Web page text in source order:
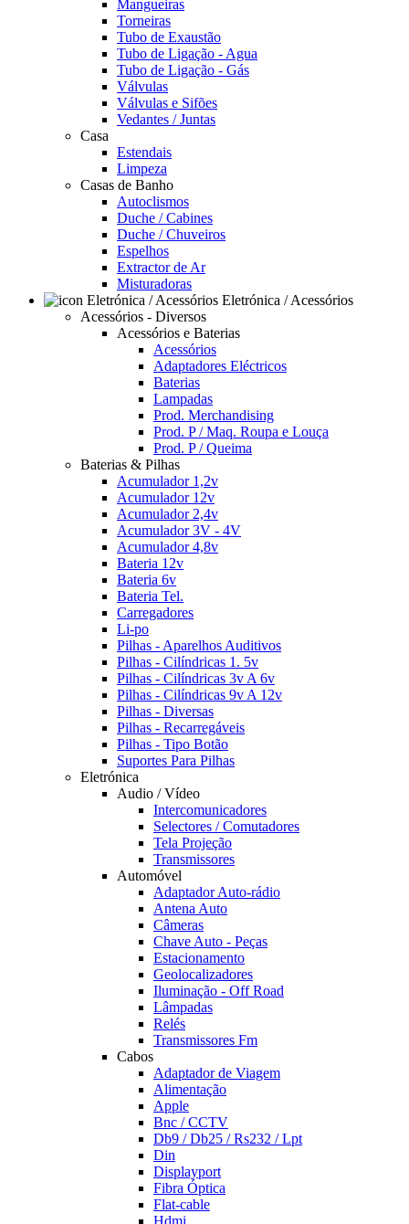
Mangueiras
Torneiras
Tubo de Exaustão
Tubo de Ligação - Agua
Tubo de Ligação - Gás
Válvulas
Válvulas e Sifões
Vedantes / Juntas
Casa
Estendais
Limpeza
Casas de Banho
Autoclismos
Duche / Cabines
Duche / Chuveiros
Espelhos
Extractor de Ar
Misturadoras
Eletrónica / Acessórios
Acessórios - Diversos
Acessórios e Baterias
Acessórios
Adaptadores Eléctricos
Baterias
Lampadas
Prod. Merchandising
Prod. P / Maq. Roupa e Louça
Prod. P / Queima
Baterias & Pilhas
Acumulador 1,2v
Acumulador 12v
Acumulador 2,4v
Acumulador 3V - 4V
Acumulador 4,8v
Bateria 12v
Bateria 6v
Bateria Tel.
Carregadores
Li-po
Pilhas - Aparelhos Auditivos
Pilhas - Cilíndricas 1. 5v
Pilhas - Cilíndricas 3v A 6v
Pilhas - Cilíndricas 9v A 12v
Pilhas - Diversas
Pilhas - Recarregáveis
Pilhas - Tipo Botão
Suportes Para Pilhas
Eletrónica
Audio / Vídeo
Intercomunicadores
Selectores / Comutadores
Tela Projeção
Transmissores
Automóvel
Adaptador Auto-rádio
Antena Auto
Câmeras
Chave Auto - Peças
Estacionamento
Geolocalizadores
Iluminação - Off Road
Lâmpadas
Relés
Transmissores Fm
Cabos
Adaptador de Viagem
Alimentação
Apple
Bnc / CCTV
Db9 / Db25 / Rs232 / Lpt
Din
Displayport
Fibra Óptica
Flat-cable
Hdmi